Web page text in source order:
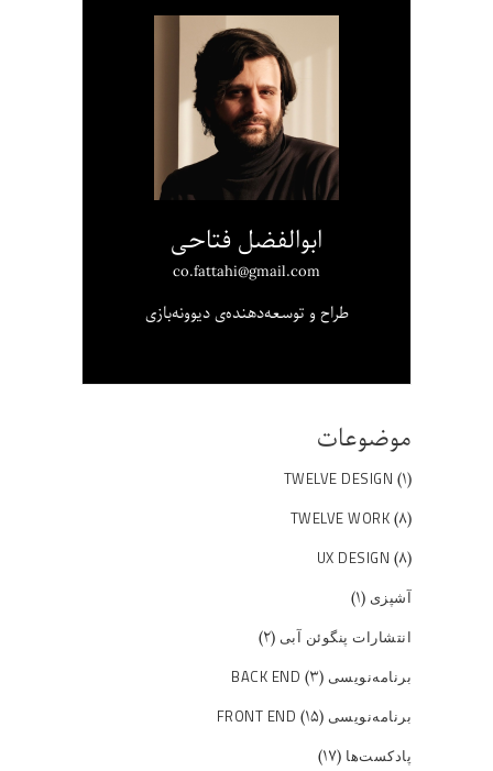
ابوالفضل فتاحی
co.fattahi@gmail.com
طراح و توسعه‌دهنده‌ی دیوونه‌بازی
موضوعات
TWELVE DESIGN (۱)
TWELVE WORK (۸)
UX DESIGN (۸)
آشپزی (۱)
انتشارات پنگوئن آبی (۲)
برنامه‌نویسی BACK END (۳)
برنامه‌نویسی FRONT END (۱۵)
پادکست‌ها (۱۷)